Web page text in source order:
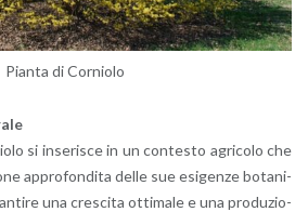
Pian­ta di Cor­nio­lo
si in­se­ri­sce in un con­te­sto agri­co­lo che
ap­pro­fon­di­ta delle sue esi­gen­ze bo­ta­ni­
una cre­sci­ta ot­ti­ma­le e una pro­du­zio­